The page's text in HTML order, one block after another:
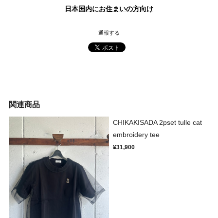
日本国内にお住まいの方向け
通報する
関連商品
CHIKAKISADA 2pset tulle cat
embroidery tee
¥31,900